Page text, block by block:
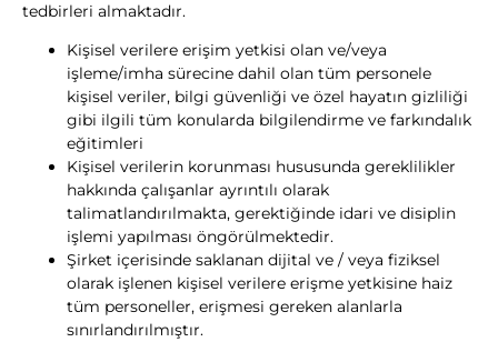
tedbirleri almaktadır.
Kişisel verilere erişim yetkisi olan ve/veya
işleme/imha sürecine dahil olan tüm personele
kişisel veriler, bilgi güvenliği ve özel hayatın gizliliği
gibi ilgili tüm konularda bilgilendirme ve farkındalık
eğitimleri
Kişisel verilerin korunması hususunda gereklilikler
hakkında çalışanlar ayrıntılı olarak
talimatlandırılmakta, gerektiğinde idari ve disiplin
işlemi yapılması öngörülmektedir.
Şirket içerisinde saklanan dijital ve / veya fiziksel
olarak işlenen kişisel verilere erişme yetkisine haiz
tüm personeller, erişmesi gereken alanlarla
sınırlandırılmıştır.